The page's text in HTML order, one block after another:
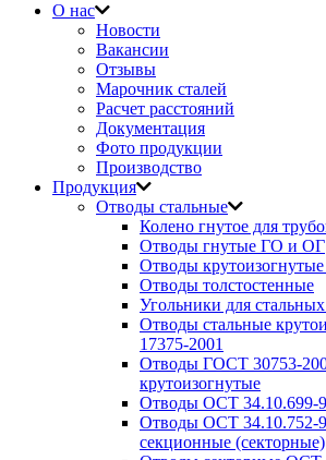
О нас
Новости
Вакансии
Отзывы
Марочник сталей
Расчет расстояний
Документация
Фото продукции
Производство
Продукция
Отводы стальные
Колено гнутое для
Отводы гнутые ГО и ОГ
Отводы крутоизогнутые
Отводы толстостенные
Угольники для
Отводы стальные
17375-2001
Отводы ГОСТ 30753-
крутоизогнутые
Отводы ОСТ 34.10.699-
Отводы ОСТ 34.10.752-
секционные (секторные)